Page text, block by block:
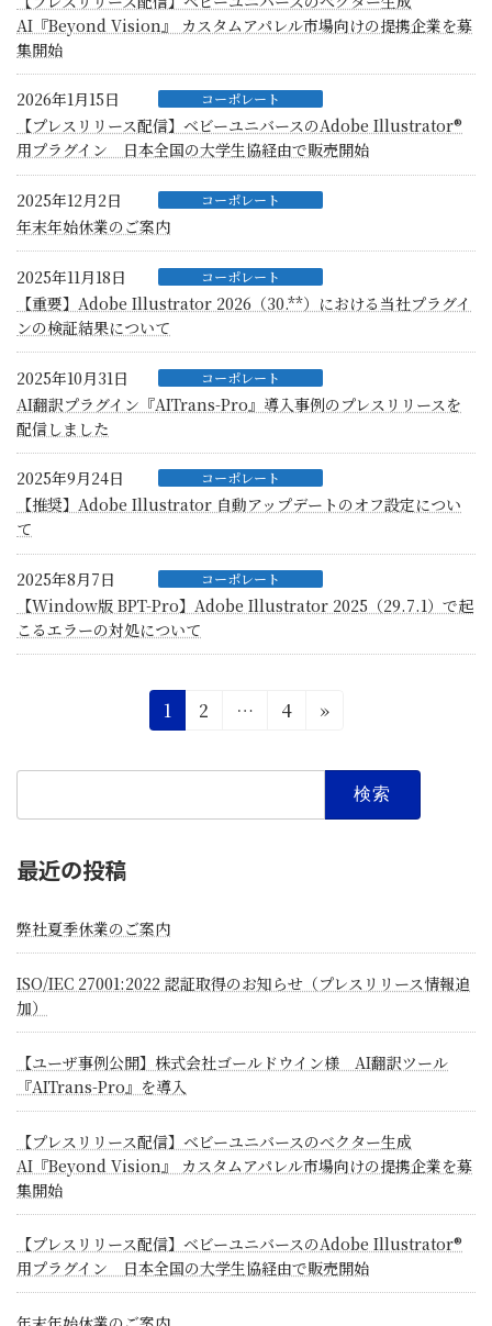
AI『Beyond Vision』 カスタムアパレル市場向けの提携企業を募
集開始
2026年1月15日 コーポレート
【プレスリリース配信】ベビーユニバースのAdobe Illustrator®
用プラグイン 日本全国の大学生協経由で販売開始
2025年12月2日 コーポレート
年末年始休業のご案内
2025年11月18日 コーポレート
【重要】Adobe Illustrator 2026（30.**）における当社プラグイ
ンの検証結果について
2025年10月31日 コーポレート
AI翻訳プラグイン『AITrans-Pro』導入事例のプレスリリースを
配信しました
2025年9月24日 コーポレート
【推奨】Adobe Illustrator 自動アップデートのオフ設定につい
て
2025年8月7日 コーポレート
【Window版 BPT-Pro】Adobe Illustrator 2025（29.7.1）で起
こるエラーの対処について
ペ
ー
ジ
送
り
固
定
1
固
2 …
固
4 »
最近の投稿
弊社夏季休業のご案内
ISO/IEC 27001:2022 認証取得のお知らせ（プレスリリース情報追
加）
【ユーザ事例公開】株式会社ゴールドウイン様 AI翻訳ツール
『AITrans-Pro』を導入
【プレスリリース配信】ベビーユニバースのべクター生成
AI『Beyond Vision』 カスタムアパレル市場向けの提携企業を募
集開始
【プレスリリース配信】ベビーユニバースのAdobe Illustrator®
用プラグイン 日本全国の大学生協経由で販売開始